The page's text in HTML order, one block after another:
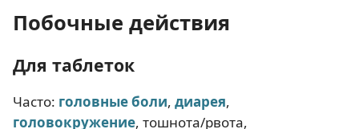
Побочные действия
Для таблеток
Часто: головные боли, диарея,
головокружение, тошнота/рвота,